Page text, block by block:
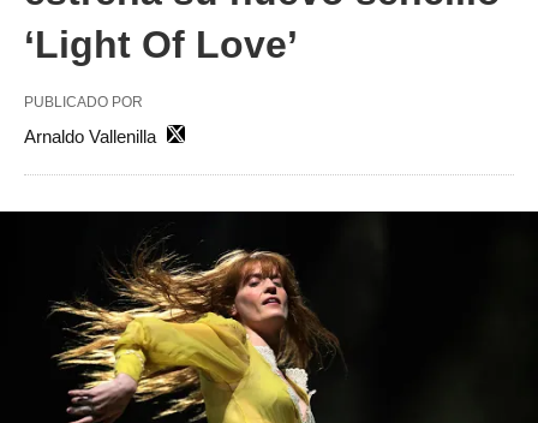
‘Light Of Love’
PUBLICADO POR
Arnaldo Vallenilla